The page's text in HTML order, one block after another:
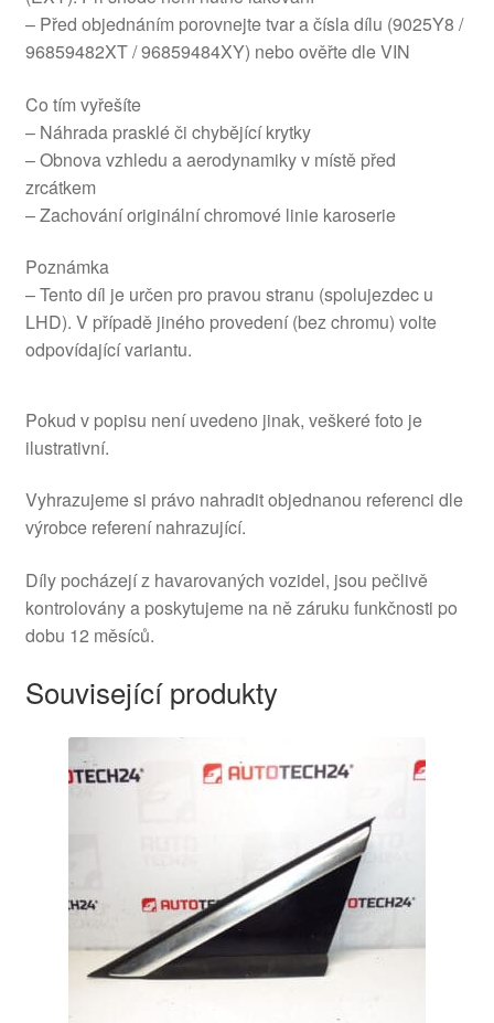
– Před objednáním porovnejte tvar a čísla dílu (9025Y8 /
96859482XT / 96859484XY) nebo ověřte dle VIN
Co tím vyřešíte
– Náhrada prasklé či chybějící krytky
– Obnova vzhledu a aerodynamiky v místě před
zrcátkem
– Zachování originální chromové linie karoserie
Poznámka
– Tento díl je určen pro pravou stranu (spolujezdec u
LHD). V případě jiného provedení (bez chromu) volte
odpovídající variantu.
Pokud v popisu není uvedeno jinak, veškeré foto je
ilustrativní.
Vyhrazujeme si právo nahradit objednanou referenci dle
výrobce referení nahrazující.
Díly pocházejí z havarovaných vozidel, jsou pečlivě
kontrolovány a poskytujeme na ně záruku funkčnosti po
dobu 12 měsíců.
Související produkty